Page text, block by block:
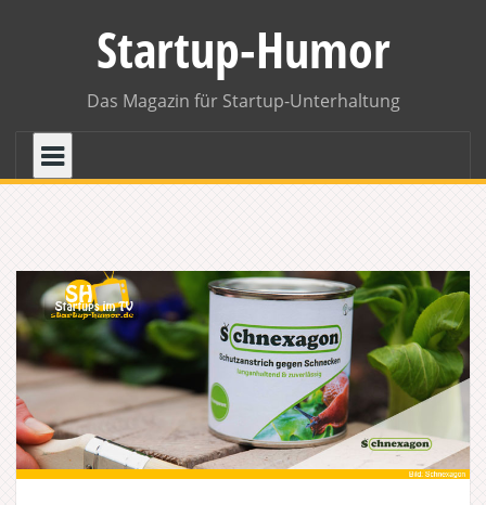
Startup-Humor
Das Magazin für Startup-Unterhaltung